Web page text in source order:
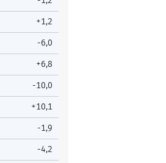
+1,2
-6,0
+6,8
-10,0
+10,1
-1,9
-4,2